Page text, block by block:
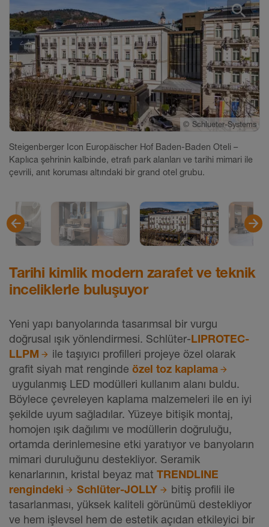
© Schlueter-Systems
Steigenberger Icon Europäischer Hof Baden-Baden Oteli –
Kaplıca şehrinin kalbinde, etrafı park alanları ve tarihi mimari ile
çevrili, anıt koruması altındaki bir grand otel grubu.
© Schlueter-Systems
© Schlueter-Systems
© Schlueter-Systems
© Schlueter-Systems
© Schlueter-Systems
search
Tarihi kimlik modern zarafet ve teknik
inceliklerle buluşuyor
Yeni yapı banyolarında tasarımsal bir vurgu
doğrusal ışık yönlendirmesi. Schlüter-LIPROTEC-
LLPM
ile taşıyıcı profilleri projeye özel olarak
grafit siyah mat renginde özel toz kaplama
uygulanmış LED modülleri kullanım alanı buldu.
Böylece çevreleyen kaplama malzemeleri ile en iyi
şekilde uyum sağladılar. Yüzeye bitişik montaj,
homojen ışık dağılımı ve modüllerin doğruluğu,
ortamda derinlemesine etki yaratıyor ve banyoların
mimari duruluğunu destekliyor. Seramik
kenarlarının, kristal beyaz mat TRENDLINE
rengindeki
Schlüter-JOLLY
bitiş profili ile
tasarlanması, yüksek kaliteli görünümü destekliyor
ve hem işlevsel hem de estetik açıdan etkileyici bir